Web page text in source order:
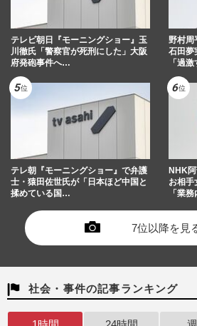
テレビ朝日『モーニングショー』玉
川徹氏「警察官が死刑にした」大阪
府発砲事件へ…
野村周
石田夢
「過
テレ朝『モーニングショー』で弁護
士・猿田佐世氏が「日本ほど中国と
揉めている国…
NHK
お相手
「業
7位以降を見
社会・事件の記事ランキング